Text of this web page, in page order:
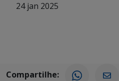
24 jan 2025
Compartilhe: